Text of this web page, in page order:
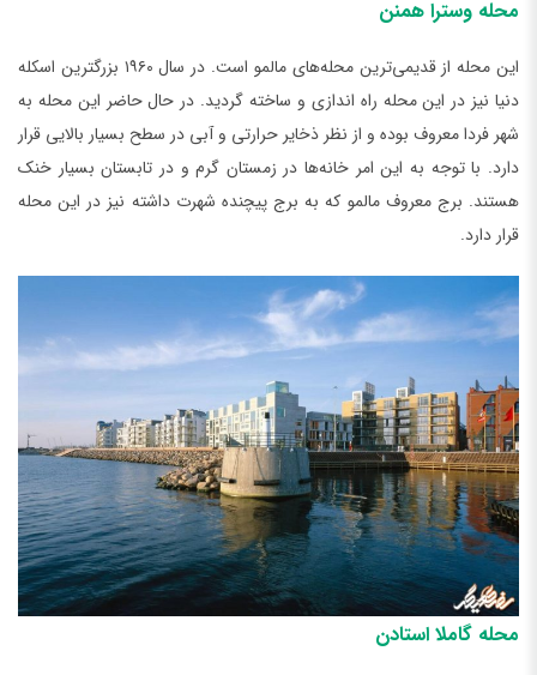
محله وسترا همنن
این محله از قدیمی‌ترین محله‌های مالمو است. در سال ۱۹۶۰ بزرگترین اسکله
دنیا نیز در این محله راه اندازی و ساخته گردید. در حال حاضر این محله به
شهر فردا معروف بوده و از نظر ذخایر حرارتی و آبی در سطح بسیار بالایی قرار
دارد. با توجه به این امر خانه‌ها در زمستان گرم و در تابستان بسیار خنک
هستند. برج معروف مالمو که به برج پیچنده شهرت داشته نیز در این محله
قرار دارد.
محله گاملا استادن